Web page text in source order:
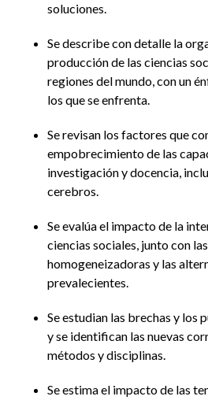
soluciones.
Se describe con detalle la
producción de las ciencias
regiones del mundo, con un
los que se enfrenta.
Se revisan los factores que
empobrecimiento de las
investigación y docencia,
cerebros.
Se evalúa el impacto de la
ciencias sociales, junto con
homogeneizadoras y las
prevalecientes.
Se estudian las brechas y los
y se identifican las nuevas
métodos y disciplinas.
Se estima el impacto de las